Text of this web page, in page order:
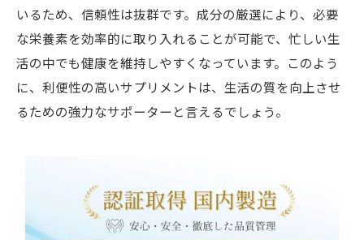
いるため、信頼性は抜群です。成分の厳選により、必要
な栄養素を効率的に取り入れることが可能で、忙しい生
活の中でも健康を維持しやすくなっています。このよう
に、利便性の高いサプリメントは、生活の質を向上させ
るための強力なサポーターと言えるでしょう。